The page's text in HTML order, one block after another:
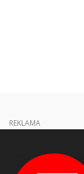
REKLAMA